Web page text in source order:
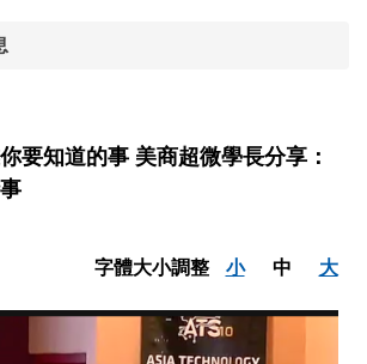
要知道的事 美商超微學長分享：
字體大小調整 小 中 大